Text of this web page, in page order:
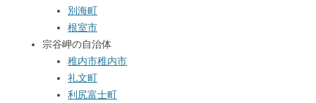
別海町
根室市
宗谷岬の自治体
稚内市稚内市
礼文町
利尻富士町